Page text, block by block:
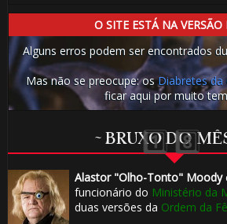
O SITE ESTÁ NA VERSÃO
Alguns erros podem ser encontrados
Mas não se preocupe: osDiabretes da
ficar aqui por muito
~ BRUXO DO
Alastor "Olho-Tonto" Moody
funcionário do Ministério da
duas versões da Ordem da
1️⃣ 8️⃣
⚡
⚡